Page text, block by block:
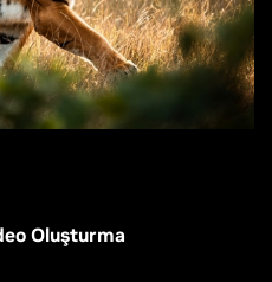
Oluşturma